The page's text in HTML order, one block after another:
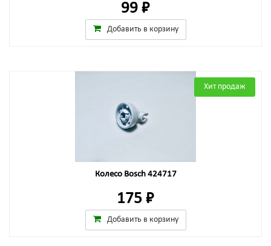
99 ₽
Добавить в корзину
Хит продаж
Колесо Bosch 424717
175 ₽
Добавить в корзину